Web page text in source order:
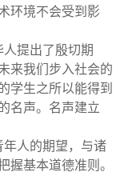
环境不会受到影
提出了殷切期
来我们步入社会的
学生之所以能得到
名声。名声建立
人的期望，与诸
握基本道德准则。